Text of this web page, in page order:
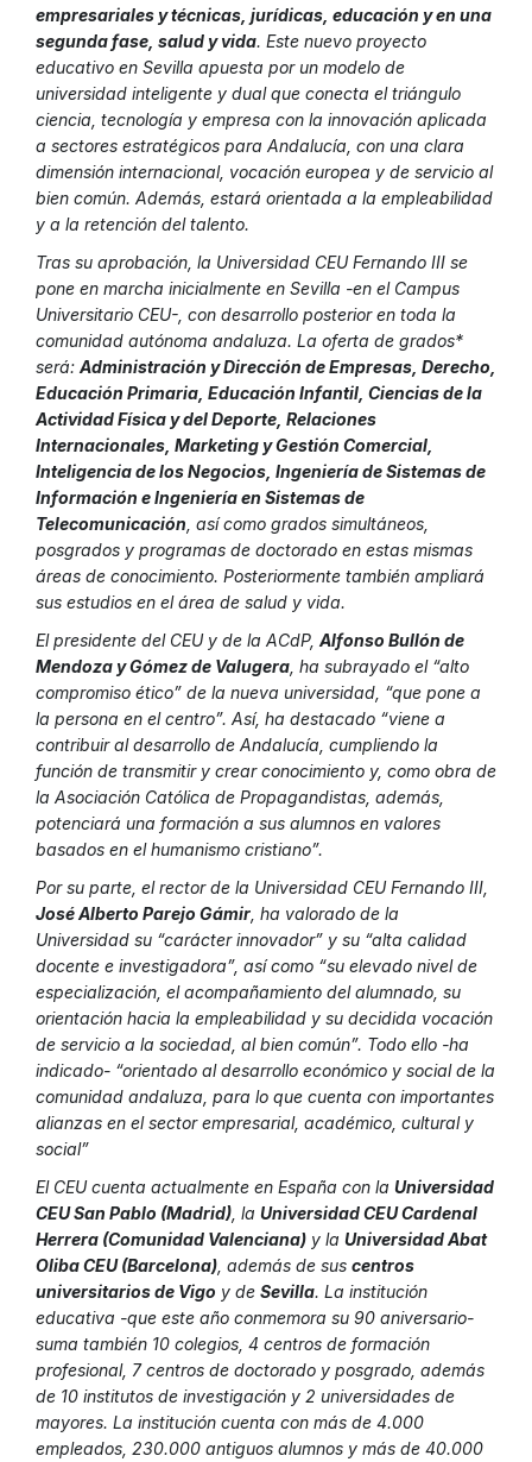
empresariales y técnicas, jurídicas, educación y en una
segunda fase, salud y vida. Este nuevo proyecto
educativo en Sevilla apuesta por un modelo de
universidad inteligente y dual que conecta el triángulo
ciencia, tecnología y empresa con la innovación aplicada
a sectores estratégicos para Andalucía, con una clara
dimensión internacional, vocación europea y de servicio al
bien común. Además, estará orientada a la empleabilidad
y a la retención del talento.
Tras su aprobación, la Universidad CEU Fernando III se
pone en marcha inicialmente en Sevilla -en el Campus
Universitario CEU-, con desarrollo posterior en toda la
comunidad autónoma andaluza. La oferta de grados*
será: Administración y Dirección de Empresas, Derecho,
Educación Primaria, Educación Infantil, Ciencias de la
Actividad Física y del Deporte, Relaciones
Internacionales, Marketing y Gestión Comercial,
Inteligencia de los Negocios, Ingeniería de Sistemas de
Información e Ingeniería en Sistemas de
Telecomunicación , así como grados simultáneos,
posgrados y programas de doctorado en estas mismas
áreas de conocimiento. Posteriormente también ampliará
sus estudios en el área de salud y vida.
El presidente del CEU y de la ACdP, Alfonso Bullón de
Mendoza y Gómez de Valugera , ha subrayado el “alto
compromiso ético” de la nueva universidad, “que pone a
la persona en el centro”. Así, ha destacado “viene a
contribuir al desarrollo de Andalucía, cumpliendo la
función de transmitir y crear conocimiento y, como obra de
la Asociación Católica de Propagandistas, además,
potenciará una formación a sus alumnos en valores
basados en el humanismo cristiano”.
Por su parte, el rector de la Universidad CEU Fernando III,
José Alberto Parejo Gámir , ha valorado de la
Universidad su “carácter innovador” y su “alta calidad
docente e investigadora”, así como “su elevado nivel de
especialización, el acompañamiento del alumnado, su
orientación hacia la empleabilidad y su decidida vocación
de servicio a la sociedad, al bien común”. Todo ello -ha
indicado- “orientado al desarrollo económico y social de la
comunidad andaluza, para lo que cuenta con importantes
alianzas en el sector empresarial, académico, cultural y
social”
El CEU cuenta actualmente en España con la Universidad
CEU San Pablo (Madrid) , la Universidad CEU Cardenal
Herrera (Comunidad Valenciana) y la Universidad Abat
Oliba CEU (Barcelona) , además de sus centros
universitarios de Vigo y de Sevilla. La institución
educativa -que este año conmemora su 90 aniversario-
suma también 10 colegios, 4 centros de formación
profesional, 7 centros de doctorado y posgrado, además
de 10 institutos de investigación y 2 universidades de
mayores. La institución cuenta con más de 4.000
empleados, 230.000 antiguos alumnos y más de 40.000